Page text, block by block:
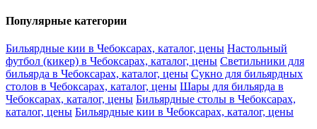
Популярные категории
Бильярдные кии в Чебоксарах, каталог, цены Настольный
футбол (кикер) в Чебоксарах, каталог, цены Светильники для
бильярда в Чебоксарах, каталог, цены Сукно для бильярдных
столов в Чебоксарах, каталог, цены Шары для бильярда в
Чебоксарах, каталог, цены Бильярдные столы в Чебоксарах,
каталог, цены Бильярдные кии в Чебоксарах, каталог, цены